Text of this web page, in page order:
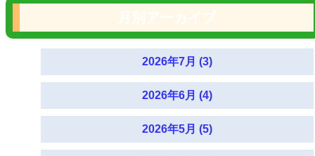
2026年7月 (3)
2026年6月 (4)
2026年5月 (5)